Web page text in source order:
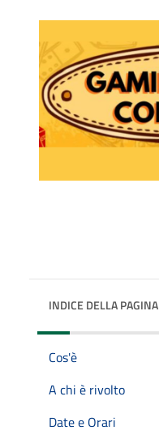
INDICE DELLA PAGINA
Cos'è
A chi è rivolto
Date e Orari